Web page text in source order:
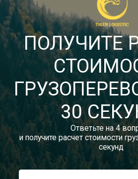
8
Звонок по
ПОЛУЧИТЕ
30
Ответьте на 4
и получите расчет стоимости
секунд